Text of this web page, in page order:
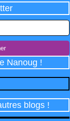
Nanoug !
blogs !